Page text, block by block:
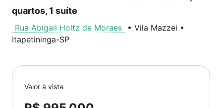
quartos, 1 suíte
Rua Abigail Holtz de Moraes • Vila Mazzei •
Itapetininga-SP
Valor à vista